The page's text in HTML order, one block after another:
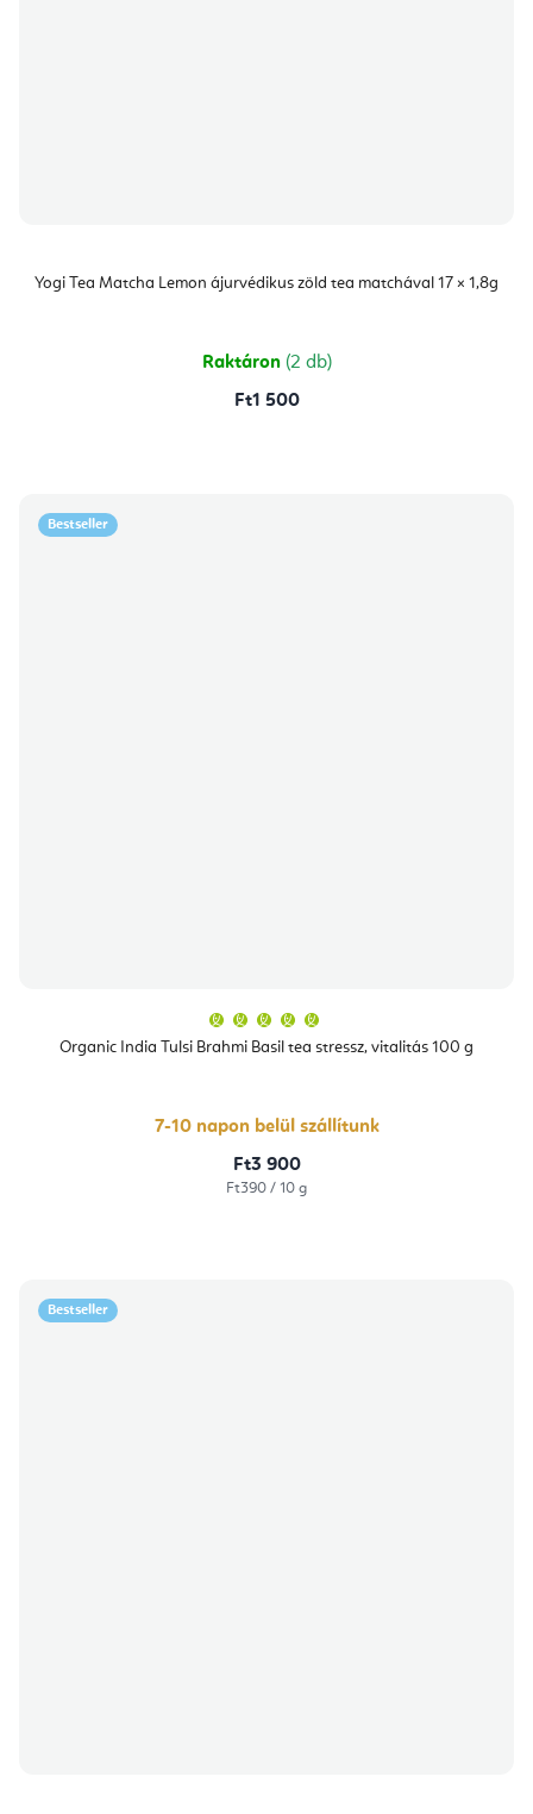
Yogi Tea Matcha Lemon ájurvédikus zöld tea matchával 17 × 1,8g
Raktáron (2 db)
Ft1 500
Bestseller
Organic India Tulsi Brahmi Basil tea stressz, vitalitás 100 g
átlagos
értékelése
csillag.
7-10 napon belül szállítunk
Ft3 900
Egységár:
Ft390 / 10 g
Bestseller